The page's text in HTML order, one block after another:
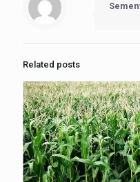
Related posts